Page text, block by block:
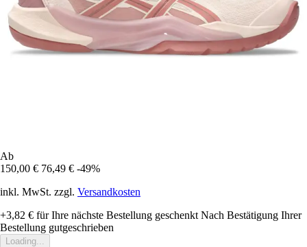
Ab
150,00 € 76,49 € -49%
inkl. MwSt. zzgl. Versandkosten
+3,82 € für Ihre nächste Bestellung geschenkt Nach Bestätigung Ihrer
Bestellung gutgeschrieben
Loading...